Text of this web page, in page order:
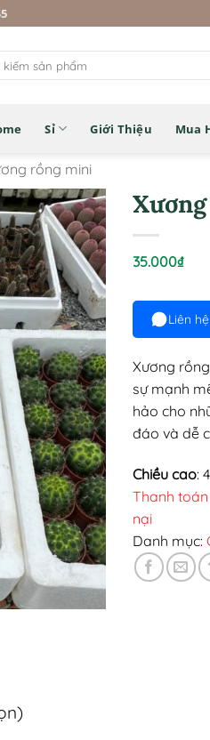
Sỉ Giới Thiệu Mua
rồng mini
35.000₫
Liên
Xương
sự mạnh
hảo cho
đáo và dễ
Chiều cao:
Thanh toán
nại
Danh mục: